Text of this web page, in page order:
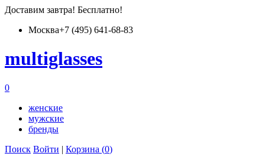
Доставим завтра! Бесплатно!
Москва+7 (495) 641-68-83
multiglasses
0
женские
мужские
бренды
Поиск Войти | Корзина (0)